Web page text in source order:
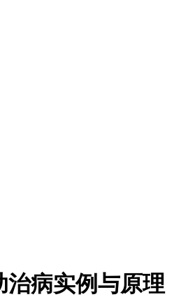
治病实例与原理